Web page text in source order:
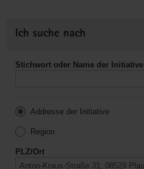
Ich suche nach
Stichwort oder Name der Initiative
Addresse der Initiative
Region
PLZ/Ort